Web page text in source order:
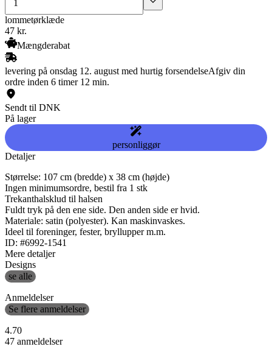
lommetørklæde
47 kr.
Mængderabat
levering på onsdag 12. august med hurtig forsendelseAfgiv din
ordre inden 6 timer 12 min.
Sendt til DNK
På lager
personliggør
Detaljer
Størrelse: 107 cm (bredde) x 38 cm (højde)
Ingen minimumsordre, bestil fra 1 stk
Trekanthalsklud til halsen
Fuldt tryk på den ene side. Den anden side er hvid.
Materiale: satin (polyester). Kan maskinvaskes.
Ideel til foreninger, fester, bryllupper m.m.
ID: #6992-1541
Mere detaljer
Designs
se alle
Anmeldelser
Se flere anmeldelser
4.70
47 anmeldelser